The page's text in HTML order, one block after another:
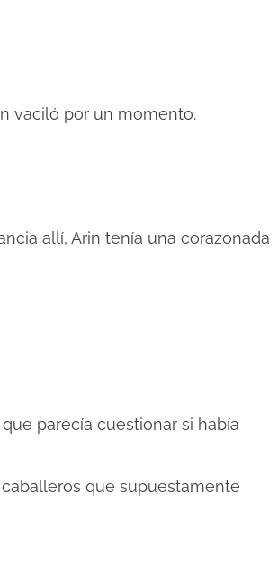
vaciló por un momento.
allí, Arin tenía una corazonada
parecía cuestionar si había
que supuestamente